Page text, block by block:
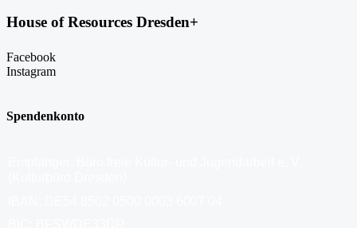
House of Resources Dresden+
Facebook
Instagram
Spendenkonto